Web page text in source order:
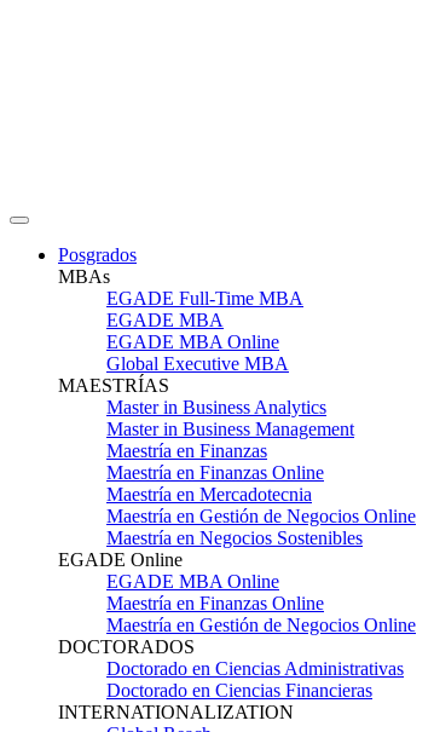
Posgrados
MBAs
EGADE Full-Time MBA
EGADE MBA
EGADE MBA Online
Global Executive MBA
MAESTRÍAS
Master in Business Analytics
Master in Business Management
Maestría en Finanzas
Maestría en Finanzas Online
Maestría en Mercadotecnia
Maestría en Gestión de Negocios Online
Maestría en Negocios Sostenibles
EGADE Online
EGADE MBA Online
Maestría en Finanzas Online
Maestría en Gestión de Negocios Online
DOCTORADOS
Doctorado en Ciencias Administrativas
Doctorado en Ciencias Financieras
INTERNATIONALIZATION